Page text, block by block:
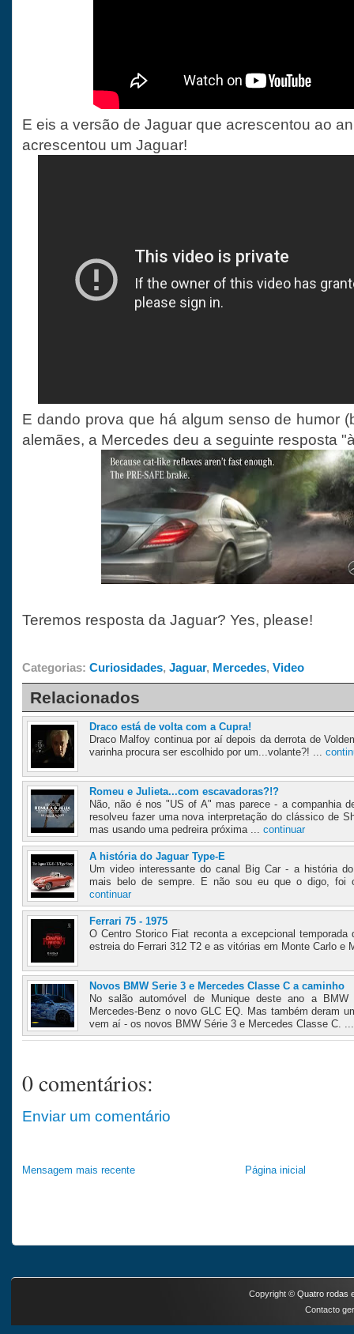
E eis a versão de Jaguar que acrescentou ao
acrescentou um Jaguar!
E dando prova que há algum senso de humor
alemães, a Mercedes deu a seguinte resposta
Teremos resposta da Jaguar? Yes, please!
Categorias: Curiosidades, Jaguar, Mercedes, Video
Relacionados
Draco está de volta com a Cupra!
Draco Malfoy continua por aí depois da derrota de
varinha procura ser escolhido por um...volante?! ...
Romeu e Julieta...com escavadoras?!?
Não, não é nos "US of A" mas parece - a companhia
resolveu fazer uma nova interpretação do clássico de
mas usando uma pedreira próxima ... continuar
A história do Jaguar Type-E
Um video interessante do canal Big Car - a história
mais belo de sempre. E não sou eu que o digo, foi
continuar
Ferrari 75 - 1975
O Centro Storico Fiat reconta a excepcional
estreia do Ferrari 312 T2 e as vitórias em Monte Carlo e
Novos BMW Serie 3 e Mercedes Classe C a caminho
No salão automóvel de Munique deste ano a
Mercedes-Benz o novo GLC EQ. Mas também deram
vem aí - os novos BMW Série 3 e Mercedes Classe C.
0 comentários:
Enviar um comentário
Mensagem mais recente Página inicial
Copyright © Quatro rodas
Contacto